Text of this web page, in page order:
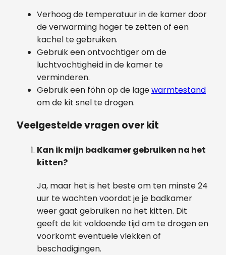
Verhoog de temperatuur in de kamer door
de verwarming hoger te zetten of een
kachel te gebruiken.
Gebruik een ontvochtiger om de
luchtvochtigheid in de kamer te
verminderen.
Gebruik een föhn op de lagewarmtestand
om de kit snel te drogen.
Veelgestelde vragen over kit
Kan ik mijn badkamer gebruiken na het
kitten?
Ja, maar het is het beste om ten minste 24
uur te wachten voordat je je badkamer
weer gaat gebruiken na het kitten. Dit
geeft de kit voldoende tijd om te drogen en
voorkomt eventuele vlekken of
beschadigingen.